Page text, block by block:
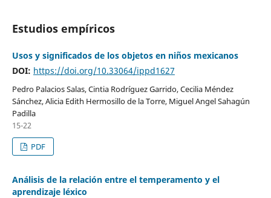
Estudios empíricos
Usos y significados de los objetos en niños mexicanos
DOI: https://doi.org/10.33064/ippd1627
Pedro Palacios Salas, Cintia Rodríguez Garrido, Cecilia Méndez
Sánchez, Alicia Edith Hermosillo de la Torre, Miguel Angel Sahagún
Padilla
15-22
PDF
Análisis de la relación entre el temperamento y el
aprendizaje léxico